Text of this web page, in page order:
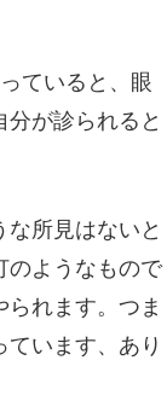
ていると、眼
が診られると
所見はないと
のようなもので
れます。つま
います、あり